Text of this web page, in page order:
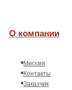
О компании
Миссия
Контакты
Заказчик